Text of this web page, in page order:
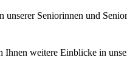
Seniorinnen und
Ihnen weitere Einblicke in